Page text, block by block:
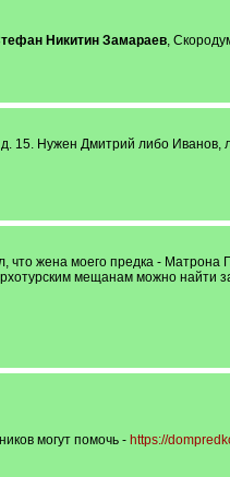
Никитин Замараев,
15. Нужен Дмитрий либо
жена моего предка - Матрона
мещанам можно найти
могут помочь - https://